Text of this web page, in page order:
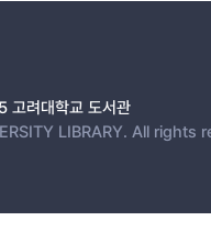
고려대학교 도서관
LIBRARY. All rights